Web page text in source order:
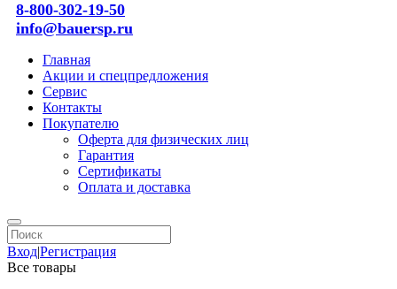
8-800-302-19-50
info@bauersp.ru
Главная
Акции и спецпредложения
Сервис
Контакты
Покупателю
Оферта для физических лиц
Гарантия
Сертификаты
Оплата и доставка
Вход|Регистрация
Все товары